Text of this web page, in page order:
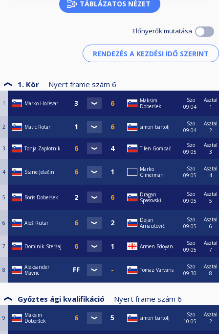
TÁBLÁZATOS NÉZET
Előnyerők mutatása
1. Kör Nyert frame szám 6
1 Marko Hočevar
Maksim
Doberšek
Szo
09:04
Asztal
1
2 Matic Rotar simon bartolj
Szo
09:04
Asztal
2
3 Tonja Zaplotnik Tilen Gombač
Szo
09:05
Asztal
3
4 Stane Jelačin
Marko
Cimerman
Szo
09:05
Asztal
4
5 Boris Doberšek
Dragan
Spasovski
Szo
09:05
Asztal
5
6 Aleš Rutar
Dejan
Arnautović
Szo
09:05
Asztal
6
7 Dominik Steržaj Armen Bdoyan
Szo
09:05
Asztal
7
8
Aleksander
Mavric
Tomaz Varvaris
Szo
09:30
Asztal
8
Győztes ági kvalifikáció Nyert frame szám 6
9
Maksim
Doberšek
simon bartolj
Szo
10:05
Asztal
2